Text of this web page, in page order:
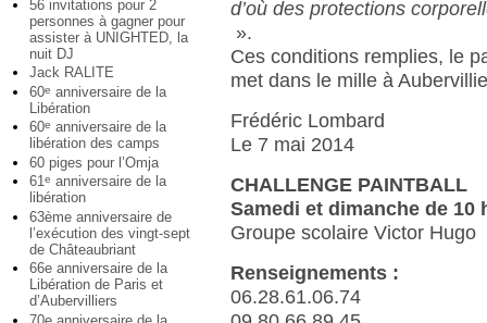
56 invitations pour 2
personnes à gagner pour
assister à UNIGHTED, la
nuit DJ
Jack RALITE
60e anniversaire de la
Libération
60e anniversaire de la
libération des camps
60 piges pour l’Omja
61e anniversaire de la
libération
63ème anniversaire de
l’exécution des vingt-sept
de Châteaubriant
66e anniversaire de la
Libération de Paris et
d’Aubervilliers
d’où des protections
».
Ces conditions remplies, le
met dans le mille à
Frédéric Lombard
Le 7 mai 2014
CHALLENGE PAINTBALL
Samedi et dimanche de 10
Groupe scolaire Victor Hugo
Renseignements :
06.28.61.06.74